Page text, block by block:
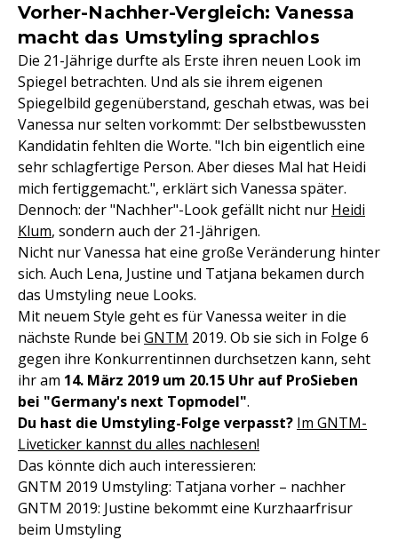
Vorher-Nachher-Vergleich: Vanessa
macht das Umstyling sprachlos
Die 21-Jährige durfte als Erste ihren neuen Look im
Spiegel betrachten. Und als sie ihrem eigenen
Spiegelbild gegenüberstand, geschah etwas, was bei
Vanessa nur selten vorkommt: Der selbstbewussten
Kandidatin fehlten die Worte. "Ich bin eigentlich eine
sehr schlagfertige Person. Aber dieses Mal hat Heidi
mich fertiggemacht.", erklärt sich Vanessa später.
Dennoch: der "Nachher"-Look gefällt nicht nur Heidi
Klum, sondern auch der 21-Jährigen.
Nicht nur Vanessa hat eine große Veränderung hinter
sich. Auch Lena, Justine und Tatjana bekamen durch
das Umstyling neue Looks.
Mit neuem Style geht es für Vanessa weiter in die
nächste Runde bei GNTM 2019. Ob sie sich in Folge 6
gegen ihre Konkurrentinnen durchsetzen kann, seht
ihr am 14. März 2019 um 20.15 Uhr auf ProSieben
bei "Germany's next Topmodel".
Du hast die Umstyling-Folge verpasst? Im GNTM-
Liveticker kannst du alles nachlesen!
Das könnte dich auch interessieren:
GNTM 2019 Umstyling: Tatjana vorher – nachher
GNTM 2019: Justine bekommt eine Kurzhaarfrisur
beim Umstyling